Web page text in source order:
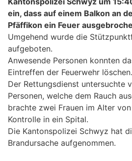
ein, dass auf einem Balkon an
Pfäffikon ein Feuer
Umgehend wurde die
aufgeboten.
Anwesende Personen konnten
Eintreffen der Feuerwehr löschen.
Der Rettungsdienst untersuchte
Personen, welche dem Rauch
brachte zwei Frauen im Alter
Kontrolle in ein Spital.
Die Kantonspolizei Schwyz hat
Brandursache aufgenommen.